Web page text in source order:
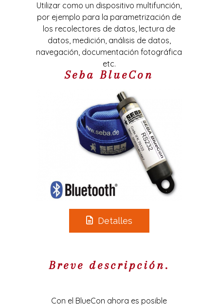
Utilizar como un dispositivo multifunción,
por ejemplo para la parametrización de
los recolectores de datos, lectura de
datos, medición, análisis de datos,
navegación, documentación fotográfica
etc.
Seba BlueCon
Detalles
Breve descripción.
Con el BlueCon ahora es posible